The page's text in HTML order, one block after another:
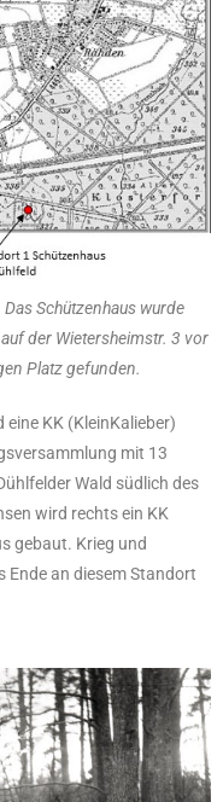
Schützenhaus wurde
der Wietersheimstr. 3 vor
Platz gefunden.
KK (KleinKalieber)
mit 13
Wald südlich des
wird rechts ein KK
gebaut. Krieg und
Ende an diesem Standort